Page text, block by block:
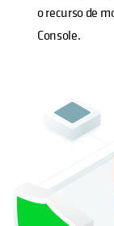
o recurso de
Console.